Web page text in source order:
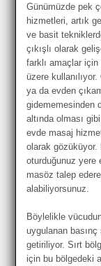
Günümüzde pek
hizmetleri, artık
ve basit
çıkışlı olarak
farklı amaçlar
üzere
ya da evden
gidememesinden
altında olması
evde masaj
olarak gözüküyor.
oturduğunuz yere
masöz talep
alabiliyorsunuz.
Böylelikle
uygulanan
getiriliyor. Sırt
için bu bölgedeki